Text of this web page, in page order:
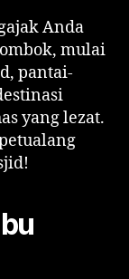
Anda
mulai
pantai-
yang lezat.